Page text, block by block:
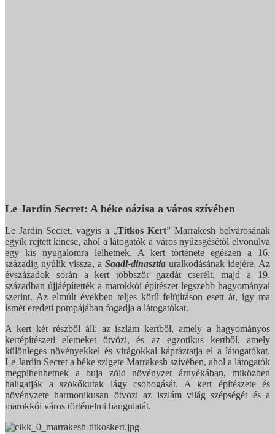
Le Jardin Secret: A béke oázisa a város szívében
Le Jardin Secret, vagyis a „Titkos Kert” Marrakesh belvárosának
egyik rejtett kincse, ahol a látogatók a város nyüzsgésétől elvonulva
egy kis nyugalomra lelhetnek. A kert története egészen a 16.
századig nyúlik vissza, a Saadi-dinasztia uralkodásának idejére. Az
évszázadok során a kert többször gazdát cserélt, majd a 19.
században újjáépítették a marokkói építészet legszebb hagyományai
szerint. Az elmúlt években teljes körű felújításon esett át, így ma
ismét eredeti pompájában fogadja a látogatókat.
A kert két részből áll: az iszlám kertből, amely a hagyományos
kertépítészeti elemeket ötvözi, és az egzotikus kertből, amely
különleges növényekkel és virágokkal kápráztatja el a látogatókat.
Le Jardin Secret a béke szigete Marrakesh szívében, ahol a látogatók
megpihenhetnek a buja zöld növényzet árnyékában, miközben
hallgatják a szökőkutak lágy csobogását. A kert építészete és
növényzete harmonikusan ötvözi az iszlám világ szépségét és a
marokkói város történelmi hangulatát.